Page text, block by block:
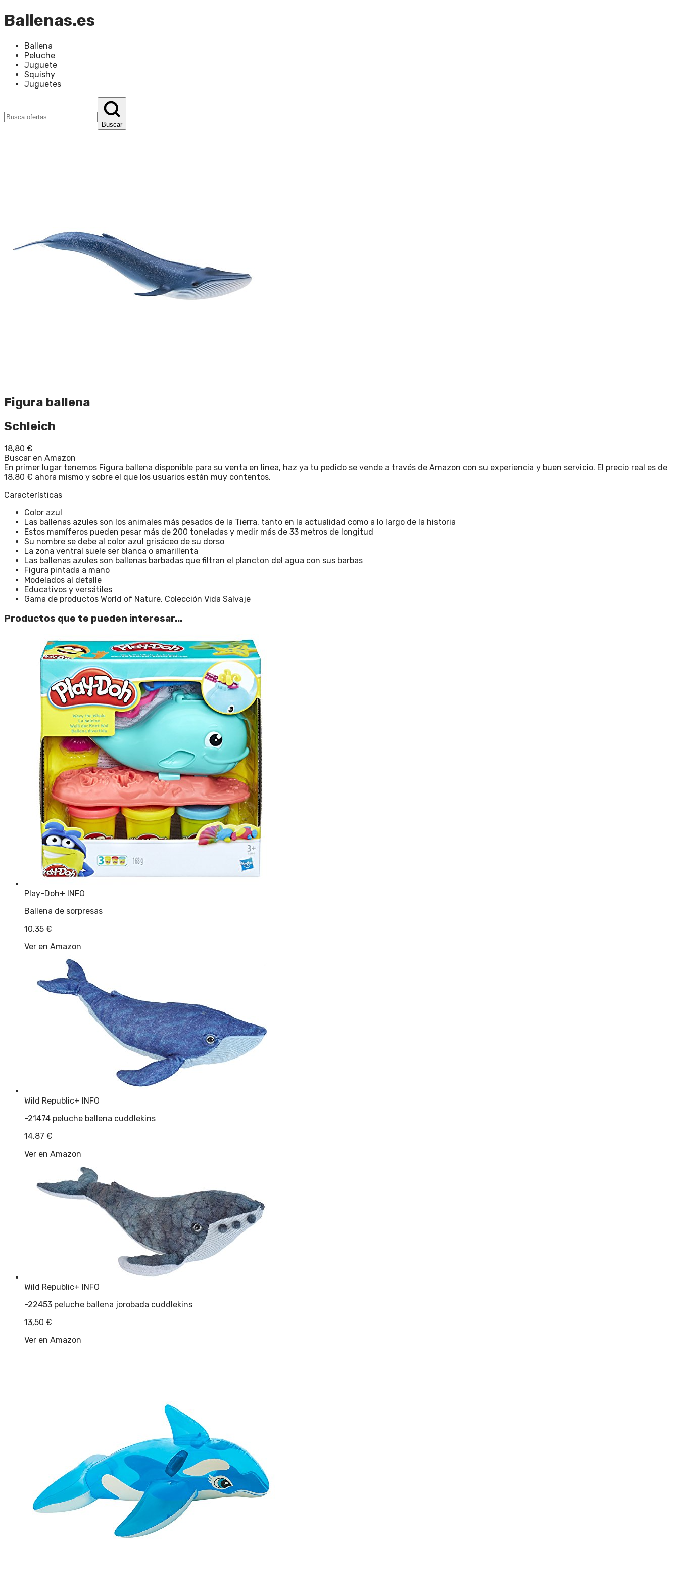
Ballenas.es
Ballena
Peluche
Juguete
Squishy
Juguetes
Buscar
Figura ballena
Schleich
18,80 €
Buscar en Amazon
En primer lugar tenemos Figura ballena disponible para su venta en linea, haz ya tu pedido se vende a través de Amazon con su experiencia y buen servicio. El precio real es de
18,80 € ahora mismo y sobre el que los usuarios están muy contentos.
Características
Color azul
Las ballenas azules son los animales más pesados de la Tierra, tanto en la actualidad como a lo largo de la historia
Estos mamíferos pueden pesar más de 200 toneladas y medir más de 33 metros de longitud
Su nombre se debe al color azul grisáceo de su dorso
La zona ventral suele ser blanca o amarillenta
Las ballenas azules son ballenas barbadas que filtran el plancton del agua con sus barbas
Figura pintada a mano
Modelados al detalle
Educativos y versátiles
Gama de productos World of Nature. Colección Vida Salvaje
Productos que te pueden interesar...
Play-Doh+ INFO
Ballena de sorpresas
10,35 €
Ver en Amazon
Wild Republic+ INFO
-21474 peluche ballena cuddlekins
14,87 €
Ver en Amazon
Wild Republic+ INFO
-22453 peluche ballena jorobada cuddlekins
13,50 €
Ver en Amazon